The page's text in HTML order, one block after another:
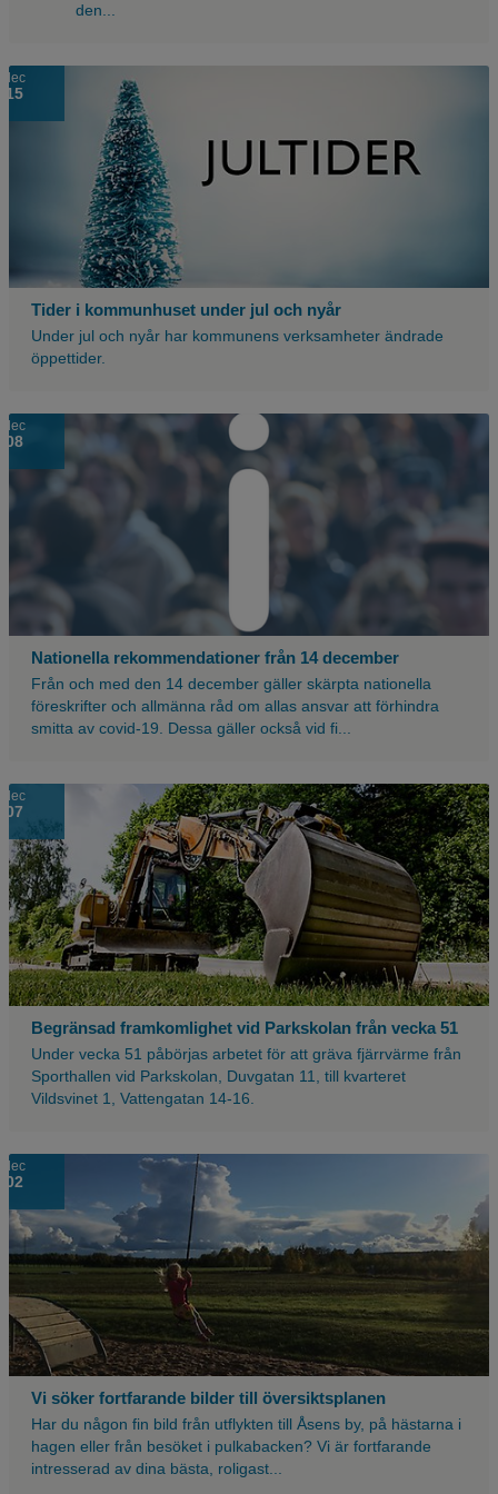
den...
dec
15
Tider i kommunhuset under jul och nyår
Under jul och nyår har kommunens verksamheter ändrade
öppettider.
dec
08
Nationella rekommendationer från 14 december
Från och med den 14 december gäller skärpta nationella
föreskrifter och allmänna råd om allas ansvar att förhindra
smitta av covid-19. Dessa gäller också vid fi...
Suddig
bild
på
en
massa
nyans
med
stort
dec
07
Begränsad framkomlighet vid Parkskolan från vecka 51
Under vecka 51 påbörjas arbetet för att gräva fjärrvärme från
Sporthallen vid Parkskolan, Duvgatan 11, till kvarteret
Vildsvinet 1, Vattengatan 14-16.
Bild
på
en
grävmaskin
som
står
på
en
gräsmatta.
dec
02
Vi söker fortfarande bilder till översiktsplanen
Har du någon fin bild från utflykten till Åsens by, på hästarna i
hagen eller från besöket i pulkabacken? Vi är fortfarande
intresserad av dina bästa, roligast...